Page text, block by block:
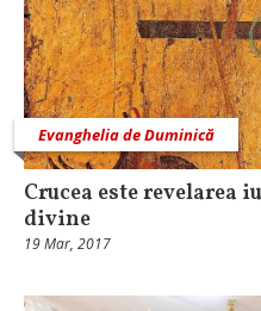
Evanghelia de Duminică
Crucea este
divine
19 Mar, 2017